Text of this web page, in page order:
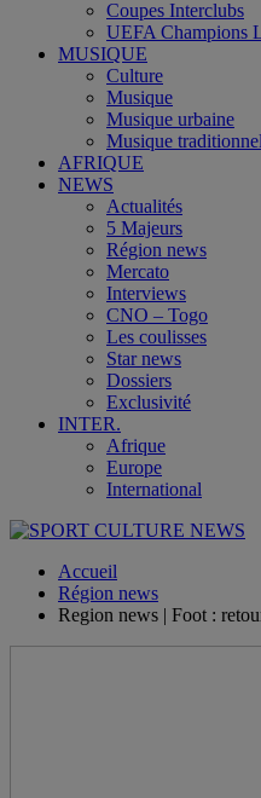
Coupes Interclubs
UEFA Champions
MUSIQUE
Culture
Musique
Musique urbaine
Musique
AFRIQUE
NEWS
Actualités
5 Majeurs
Région news
Mercato
Interviews
CNO – Togo
Les coulisses
Star news
Dossiers
Exclusivité
INTER.
Afrique
Europe
International
Accueil
Région news
Region news | Foot :